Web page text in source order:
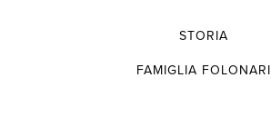
STORIA
FAMIGLIA FOLONARI